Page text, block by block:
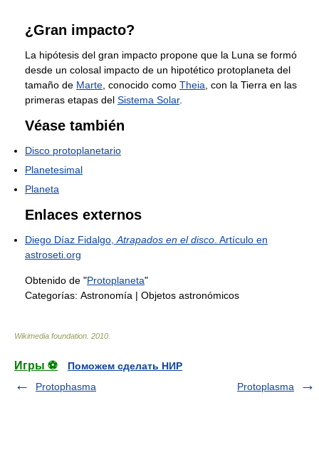
¿Gran impacto?
La hipótesis del gran impacto propone que la Luna se formó
desde un colosal impacto de un hipotético protoplaneta del
tamaño de Marte , conocido como Theia , con la Tierra en las
primeras etapas del Sistema Solar.
Véase también
Disco protoplanetario
Planetesimal
Planeta
Enlaces externos
Diego Díaz Fidalgo, Atrapados en el disco . Artículo en
astroseti.org
Obtenido de "Protoplaneta"
Categorías: Astronomía | Objetos astronómicos
Wikimedia foundation 2010
Игры ⚽
Поможем сделать НИР
Protophasma
Protoplasma